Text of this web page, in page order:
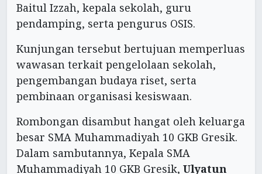
Baitul Izzah, kepala sekolah, guru
pendamping, serta pengurus OSIS.
Kunjungan tersebut bertujuan memperluas
wawasan terkait pengelolaan sekolah,
pengembangan budaya riset, serta
pembinaan organisasi kesiswaan.
Rombongan disambut hangat oleh keluarga
besar SMA Muhammadiyah 10 GKB Gresik.
Dalam sambutannya, Kepala SMA
Muhammadiyah 10 GKB Gresik, Ulyatun